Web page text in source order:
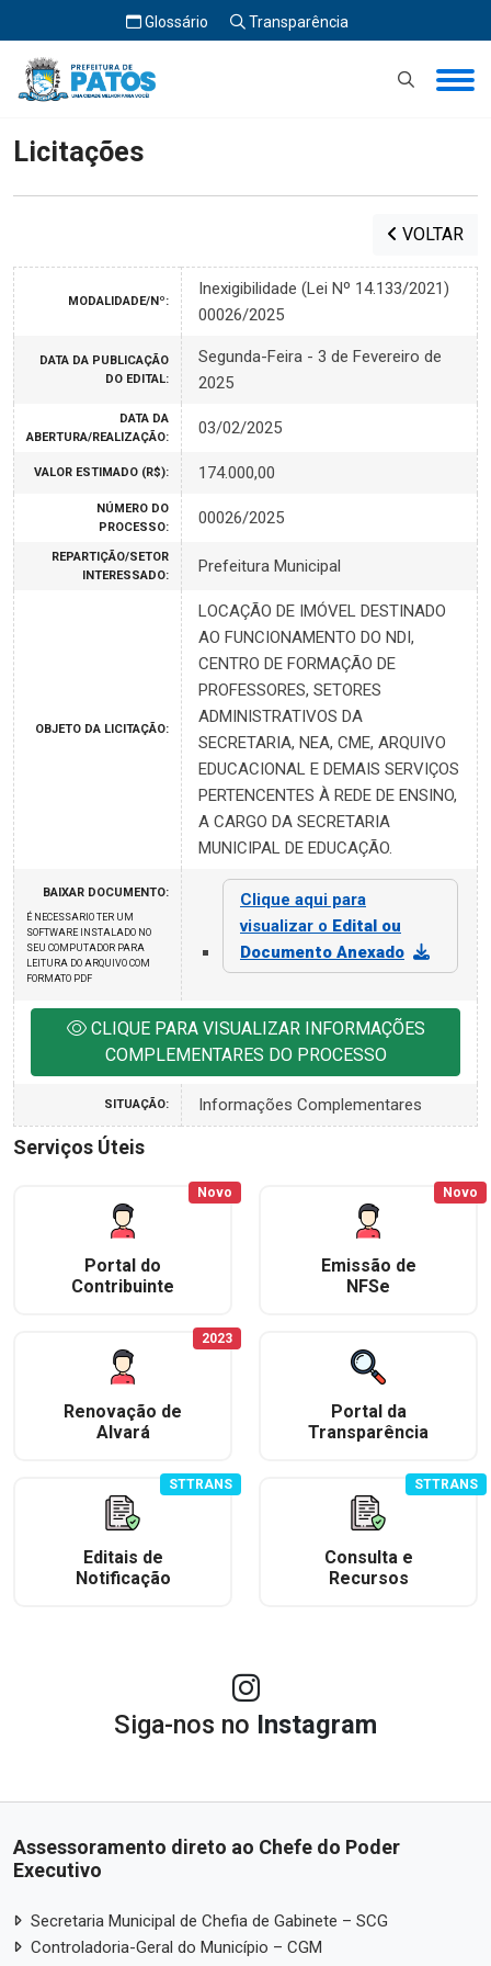
Glossário Transparência
Início Licitações
Licitações
VOLTAR
MODALIDADE/Nº:
Inexigibilidade (Lei Nº 14.133/2021)
00026/2025
DATA DA PUBLICAÇÃO
DO EDITAL:
Segunda-Feira - 3 de Fevereiro de
2025
DATA DA
ABERTURA/REALIZAÇÃO:
03/02/2025
VALOR ESTIMADO (R$): 174.000,00
NÚMERO DO
PROCESSO:
00026/2025
REPARTIÇÃO/SETOR
INTERESSADO:
Prefeitura Municipal
OBJETO DA LICITAÇÃO:
LOCAÇÃO DE IMÓVEL DESTINADO
AO FUNCIONAMENTO DO NDI,
CENTRO DE FORMAÇÃO DE
PROFESSORES, SETORES
ADMINISTRATIVOS DA
SECRETARIA, NEA, CME, ARQUIVO
EDUCACIONAL E DEMAIS SERVIÇOS
PERTENCENTES À REDE DE ENSINO,
A CARGO DA SECRETARIA
MUNICIPAL DE EDUCAÇÃO.
BAIXAR DOCUMENTO:
É NECESSARIO TER UM
SOFTWARE INSTALADO NO
SEU COMPUTADOR PARA
LEITURA DO ARQUIVO COM
FORMATO PDF
Clique aqui para
visualizar o Edital ou
Documento Anexado
CLIQUE PARA VISUALIZAR INFORMAÇÕES
COMPLEMENTARES DO PROCESSO
SITUAÇÃO: Informações Complementares
Serviços Úteis
Portal do
Contribuinte
Novo
Emissão de
NFSe
Novo
Renovação de
Alvará
2023
Portal da
Transparência
Editais de
Notificação
STTRANS
Consulta e
Recursos
STTRANS
Siga-nos no Instagram
Assessoramento direto ao Chefe do Poder
Executivo
Secretaria Municipal de Chefia de Gabinete – SCG
Controladoria-Geral do Município – CGM